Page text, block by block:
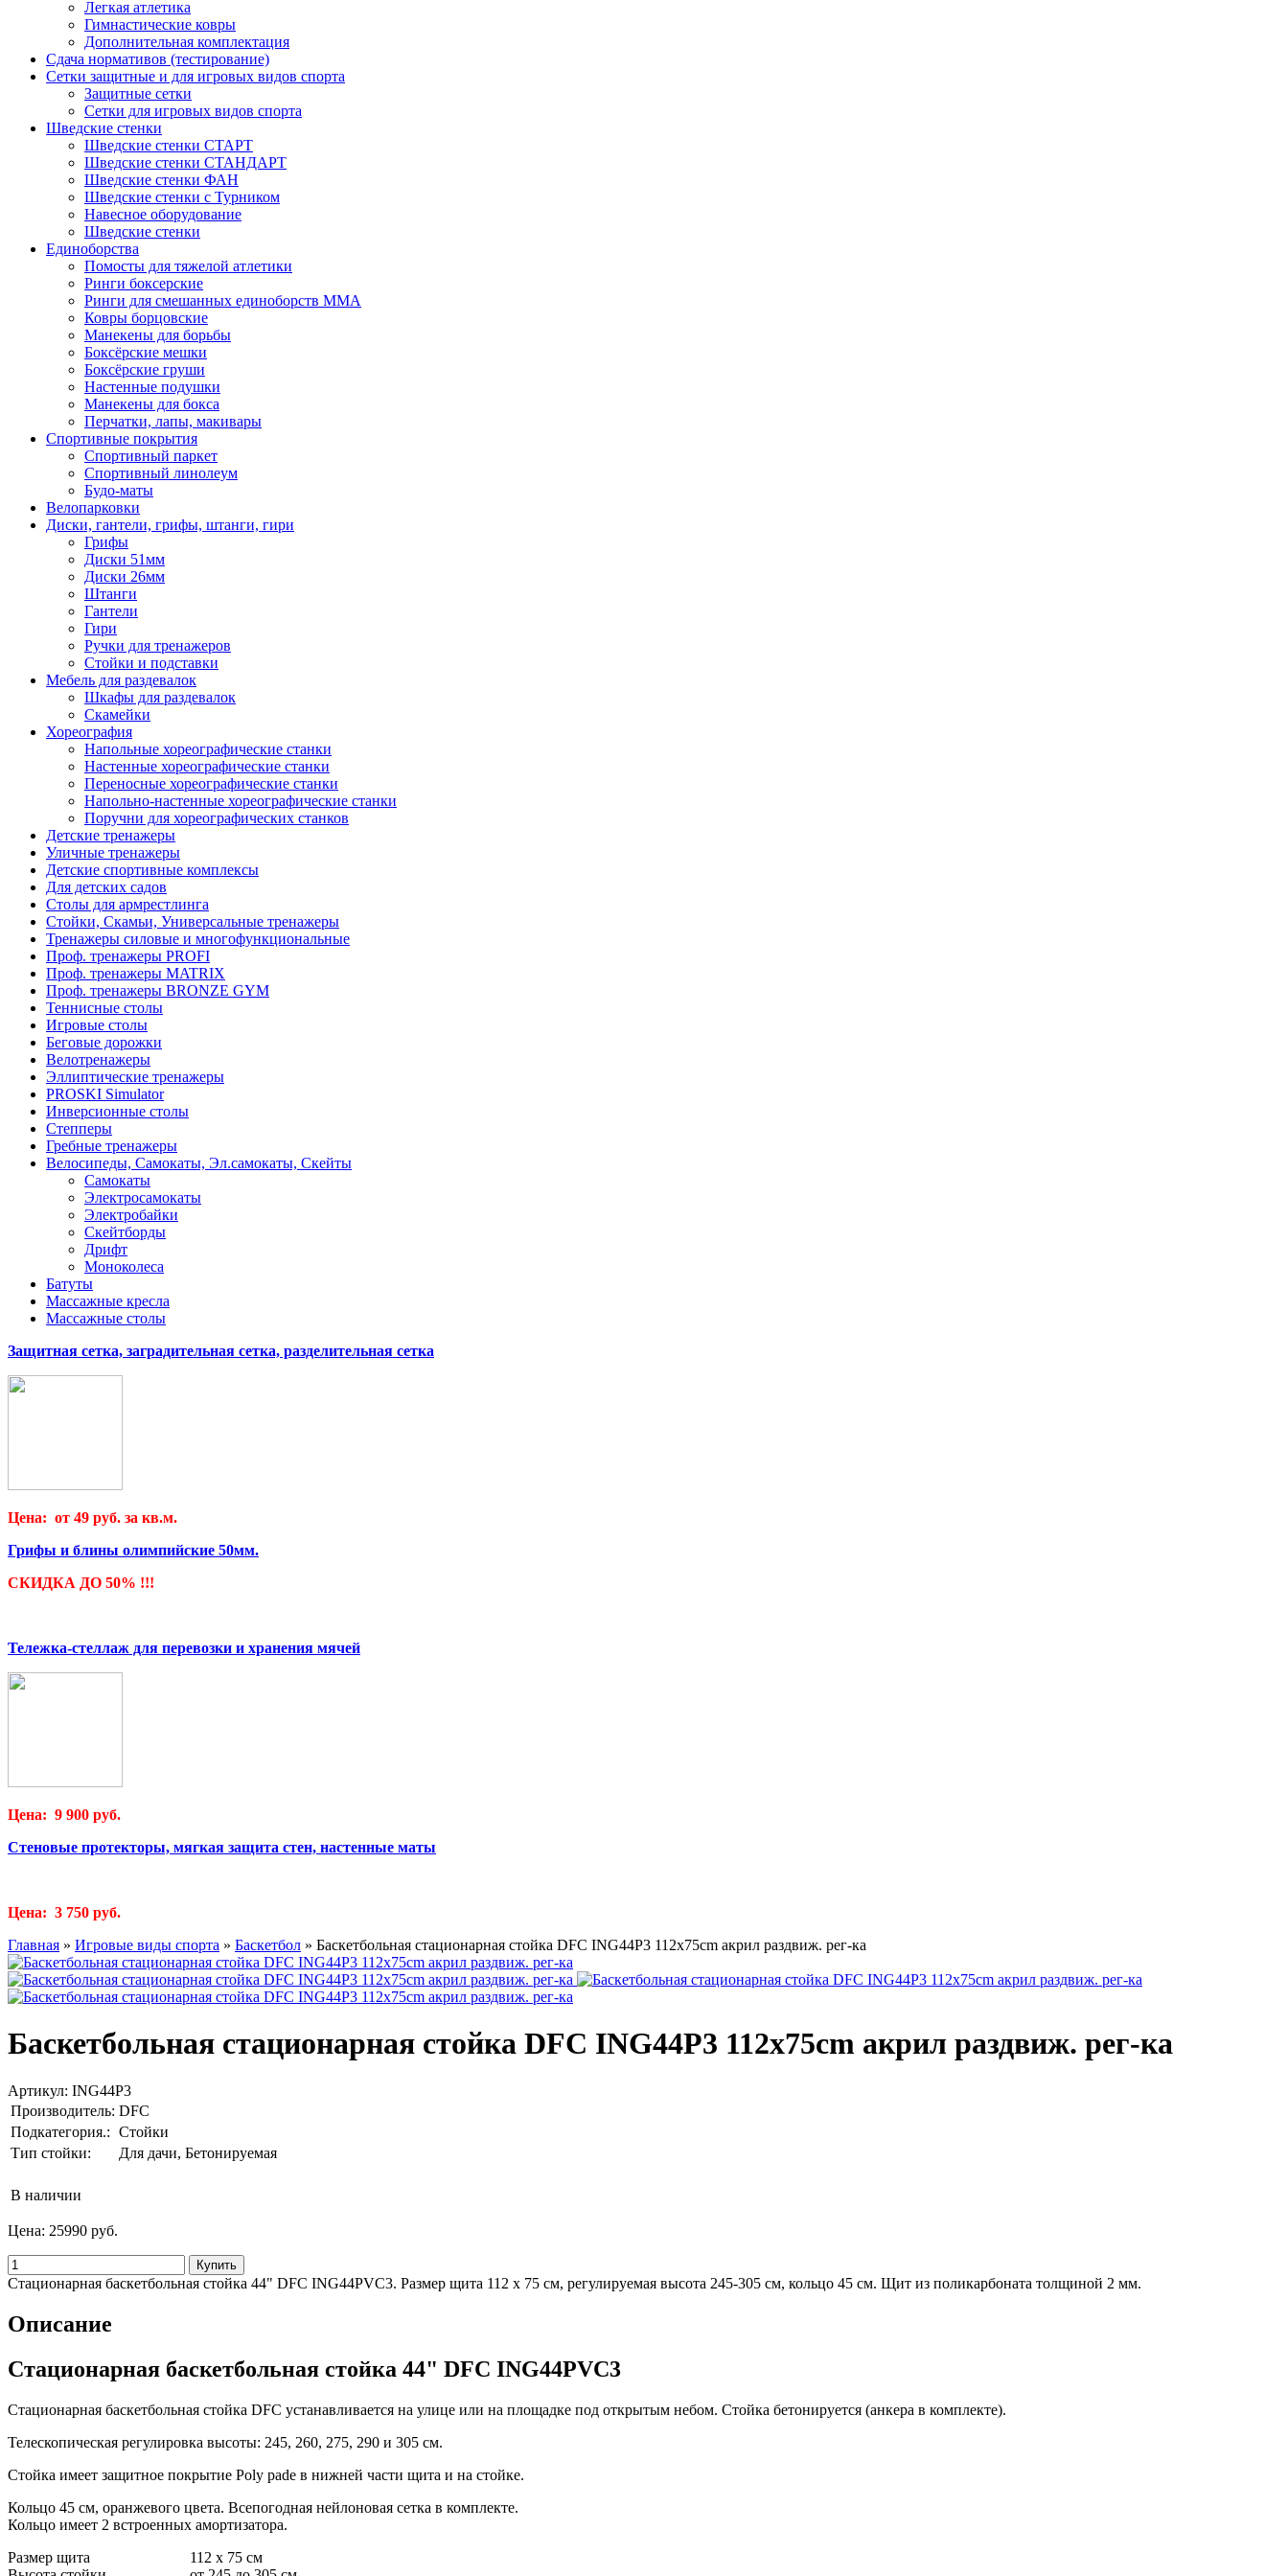
Легкая атлетика
Гимнастические ковры
Дополнительная комплектация
Сдача нормативов (тестирование)
Сетки защитные и для игровых видов спорта
Защитные сетки
Сетки для игровых видов спорта
Шведские стенки
Шведские стенки СТАРТ
Шведские стенки СТАНДАРТ
Шведские стенки ФАН
Шведские стенки с Турником
Навесное оборудование
Шведские стенки
Единоборства
Помосты для тяжелой атлетики
Ринги боксерские
Ринги для смешанных единоборств ММА
Ковры борцовские
Манекены для борьбы
Боксёрские мешки
Боксёрские груши
Настенные подушки
Манекены для бокса
Перчатки, лапы, макивары
Спортивные покрытия
Спортивный паркет
Спортивный линолеум
Будо-маты
Велопарковки
Диски, гантели, грифы, штанги, гири
Грифы
Диски 51мм
Диски 26мм
Штанги
Гантели
Гири
Ручки для тренажеров
Стойки и подставки
Мебель для раздевалок
Шкафы для раздевалок
Скамейки
Хореография
Напольные хореографические станки
Настенные хореографические станки
Переносные хореографические станки
Напольно-настенные хореографические станки
Поручни для хореографических станков
Детские тренажеры
Уличные тренажеры
Детские спортивные комплексы
Для детских садов
Столы для армрестлинга
Стойки, Скамьи, Универсальные тренажеры
Тренажеры силовые и многофункциональные
Проф. тренажеры PROFI
Проф. тренажеры MATRIX
Проф. тренажеры BRONZE GYM
Теннисные столы
Игровые столы
Беговые дорожки
Велотренажеры
Эллиптические тренажеры
PROSKI Simulator
Инверсионные столы
Степперы
Гребные тренажеры
Велосипеды, Самокаты, Эл.самокаты, Скейты
Самокаты
Электросамокаты
Электробайки
Скейтборды
Дрифт
Моноколеса
Батуты
Массажные кресла
Массажные столы
Защитная сетка, заградительная сетка, разделительная сетка
Цена: от 49 руб. за кв.м.
Грифы и блины олимпийские 50мм.
СКИДКА ДО 50% !!!
Тележка-стеллаж для перевозки и хранения мячей
Цена: 9 900 руб.
Стеновые протекторы, мягкая защита стен, настенные маты
Цена: 3 750 руб.
Главная » Игровые виды спорта » Баскетбол » Баскетбольная стационарная стойка DFC ING44P3 112x75cm акрил раздвиж. рег-ка
Баскетбольная стационарная стойка DFC ING44P3 112x75cm акрил раздвиж. рег-ка
Артикул: ING44P3
Производитель: DFC
Подкатегория.: Стойки
Тип стойки:
Для дачи, Бетонируемая
В наличии
Цена: 25990 руб.
Стационарная баскетбольная стойка 44" DFC ING44PVC3. Размер щита 112 х 75 см, регулируемая высота 245-305 см, кольцо 45 см. Щит из поликарбоната толщиной 2 мм.
Описание
Стационарная баскетбольная стойка 44" DFC ING44PVC3
Стационарная баскетбольная стойка DFC устанавливается на улице или на площадке под открытым небом. Стойка бетонируется (анкера в комплекте).
Телескопическая регулировка высоты: 245, 260, 275, 290 и 305 см.
Стойка имеет защитное покрытие Poly pade в нижней части щита и на стойке.
Кольцо 45 см, оранжевого цвета. Всепогодная нейлоновая сетка в комплекте.
Кольцо имеет 2 встроенных амортизатора.
Размер щита
112 х 75 см